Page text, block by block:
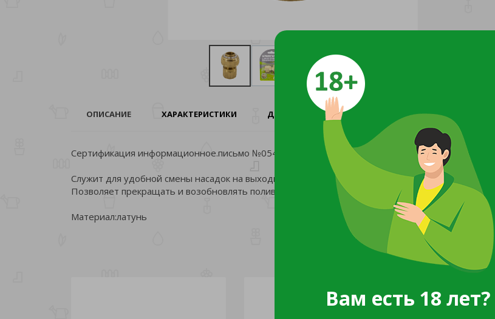
Вам есть 18 лет?
ОПИСАНИЕ ХАРАКТЕРИСТИКИ ДОКУМЕНТЫ И СЕРТИФИКАТЫ
Сертификация информационное.письмо №054-03/17 от 03.03.17 выдано ООО"Трансконсалтинг"
Служит для удобной смены насадок на выходном конце шланга.
Позволяет прекращать и возобновлять полив не перекрывая водопроводный кран.
Материал:латунь